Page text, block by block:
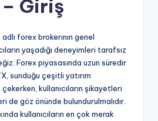
Giriş
forex brokerının genel
yaşadığı deneyimleri tarafsız
Forex piyasasında uzun süredir
sunduğu çeşitli yatırım
kullanıcıların şikayetleri
de göz önünde bulundurulmalıdır.
kullanıcıların en çok merak